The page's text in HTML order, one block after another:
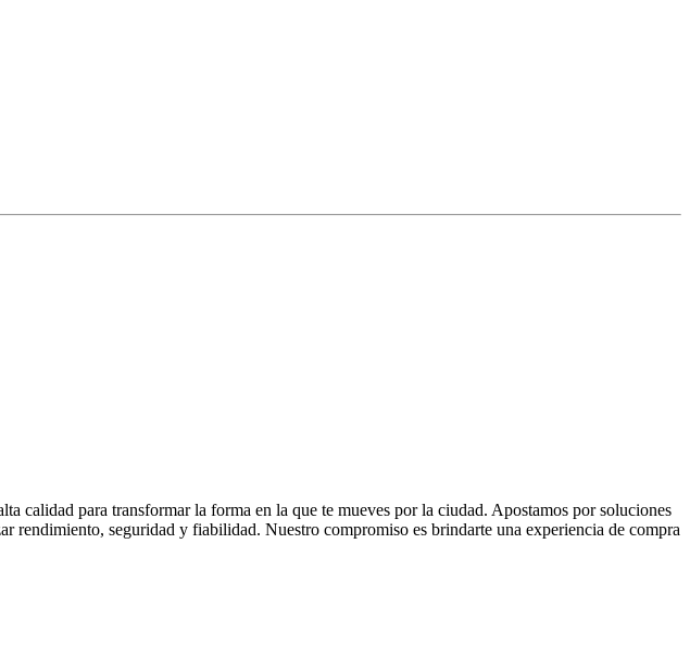
calidad para transformar la forma en la que te mueves por la ciudad. Apostamos por soluciones
rendimiento, seguridad y fiabilidad. Nuestro compromiso es brindarte una experiencia de compra